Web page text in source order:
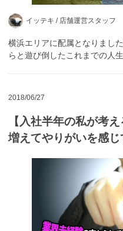
イッテキ / 店舗運営スタッフ
横浜エリアに配属となりまし
らと遊び倒したこれまでの人
2018/06/27
【入社半年の私が考
増えてやりがいを感じ